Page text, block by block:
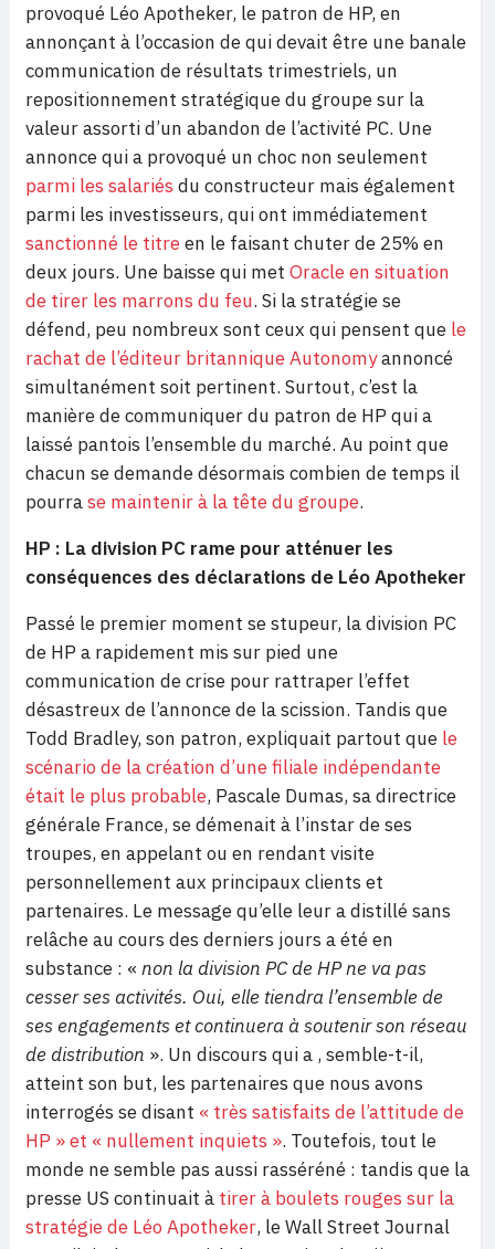
provoqué Léo Apotheker, le patron de HP, en
annonçant à l’occasion de qui devait être une banale
communication de résultats trimestriels, un
repositionnement stratégique du groupe sur la
valeur assorti d’un abandon de l’activité PC. Une
annonce qui a provoqué un choc non seulement
parmi les salariés du constructeur mais également
parmi les investisseurs, qui ont immédiatement
sanctionné le titreen le faisant chuter de 25% en
deux jours. Une baisse qui met Oracle en situation
de tirer les marrons du feu. Si la stratégie se
défend, peu nombreux sont ceux qui pensent que le
rachat de l’éditeur britannique Autonomyannoncé
simultanément soit pertinent. Surtout, c’est la
manière de communiquer du patron de HP qui a
laissé pantois l’ensemble du marché. Au point que
chacun se demande désormais combien de temps il
pourrase maintenir à la tête du groupe.
HP : La division PC rame pour atténuer les
conséquences des déclarations de Léo Apotheker
Passé le premier moment se stupeur, la division PC
de HP a rapidement mis sur pied une
communication de crise pour rattraper l’effet
désastreux de l’annonce de la scission. Tandis que
Todd Bradley, son patron, expliquait partout que le
scénario de la création d’une filiale indépendante
était le plus probable, Pascale Dumas, sa directrice
générale France, se démenait à l’instar de ses
troupes, en appelant ou en rendant visite
personnellement aux principaux clients et
partenaires. Le message qu’elle leur a distillé sans
relâche au cours des derniers jours a été en
substance : « non la division PC de HP ne va pas
cesser ses activités. Oui, elle tiendra l’ensemble de
ses engagements et continuera à soutenir son réseau
de distribution ». Un discours qui a , semble-t-il,
atteint son but, les partenaires que nous avons
interrogés se disant « très satisfaits de l’attitude de
HP » et « nullement inquiets ». Toutefois, tout le
monde ne semble pas aussi rasséréné : tandis que la
presse US continuait à tirer à boulets rouges sur la
stratégie de Léo Apotheker, le Wall Street Journal